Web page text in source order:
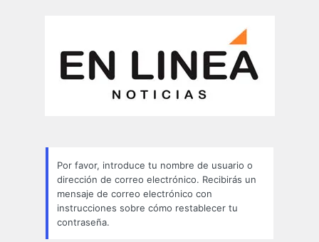
Por favor, introduce tu nombre de usuario o
dirección de correo electrónico. Recibirás un
mensaje de correo electrónico con
instrucciones sobre cómo restablecer tu
contraseña.